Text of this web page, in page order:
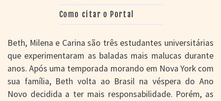
Como citar o Portal
Beth, Milena e Carina são três estudantes universitárias
que experimentaram as baladas mais malucas durante
anos. Após uma temporada morando em Nova York com
sua família, Beth volta ao Brasil na véspera do Ano
Novo decidida a ter mais responsabilidade. Porém, as